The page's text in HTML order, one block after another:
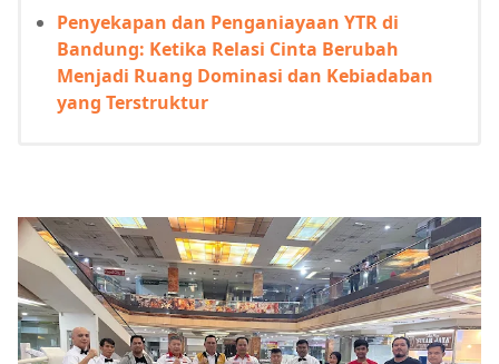
Penyekapan dan Penganiayaan YTR di
Bandung: Ketika Relasi Cinta Berubah
Menjadi Ruang Dominasi dan Kebiadaban
yang Terstruktur